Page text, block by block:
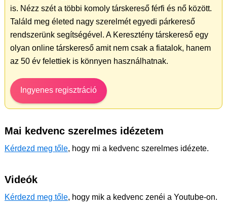
is. Nézz szét a többi komoly társkereső férfi és nő között.
Találd meg életed nagy szerelmét egyedi párkereső
rendszerünk segítségével. A Keresztény társkereső egy
olyan online társkereső amit nem csak a fiatalok, hanem
az 50 év felettiek is könnyen használhatnak.
Ingyenes regisztráció
Mai kedvenc szerelmes idézetem
Kérdezd meg tőle, hogy mi a kedvenc szerelmes idézete.
Videók
Kérdezd meg tőle, hogy mik a kedvenc zenéi a Youtube-on.